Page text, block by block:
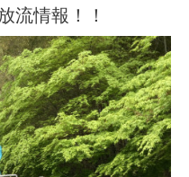
流情報！！